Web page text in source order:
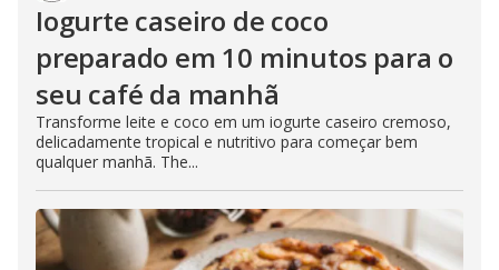
Iogurte caseiro de coco
preparado em 10 minutos para o
seu café da manhã
Transforme leite e coco em um iogurte caseiro cremoso,
delicadamente tropical e nutritivo para começar bem
qualquer manhã. The...